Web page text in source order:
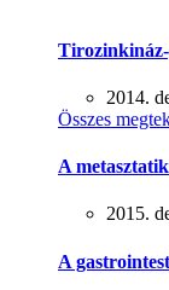
Tirozinkináz-
2014.
Összes
A
2015.
A